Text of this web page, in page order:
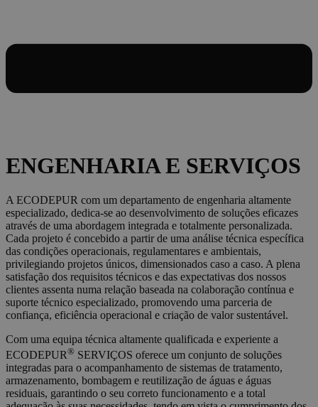
ENGENHARIA E SERVIÇOS
A ECODEPUR com um departamento de engenharia altamente
especializado, dedica-se ao desenvolvimento de soluções eficazes
através de uma abordagem integrada e totalmente personalizada.
Cada projeto é concebido a partir de uma análise técnica específica
das condições operacionais, regulamentares e ambientais,
privilegiando projetos únicos, dimensionados caso a caso. A plena
satisfação dos requisitos técnicos e das expectativas dos nossos
clientes assenta numa relação baseada na colaboração contínua e
suporte técnico especializado, promovendo uma parceria de
confiança, eficiência operacional e criação de valor sustentável.
Com uma equipa técnica altamente qualificada e experiente a
ECODEPUR® SERVIÇOS oferece um conjunto de soluções
integradas para o acompanhamento de sistemas de tratamento,
armazenamento, bombagem e reutilização de águas e águas
residuais, garantindo o seu correto funcionamento e a total